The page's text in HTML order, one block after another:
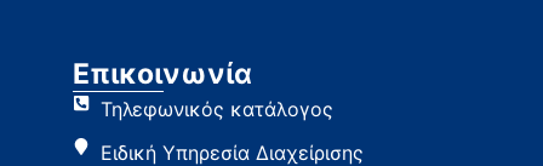
Επικοινωνία
Τηλεφωνικός κατάλογος
Ειδική Υπηρεσία Διαχείρισης